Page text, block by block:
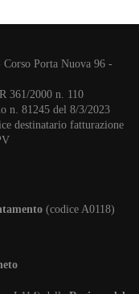
Porta Nuova 96 -
361/2000 n. 110
n. 81245 del 8/3/2023
destinatario fatturazione
(codice A0118)